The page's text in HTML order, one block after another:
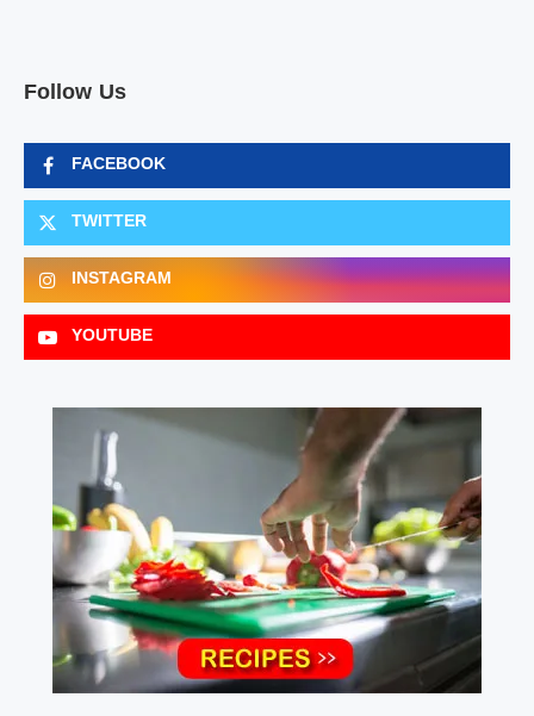
Follow Us
FACEBOOK
TWITTER
INSTAGRAM
YOUTUBE